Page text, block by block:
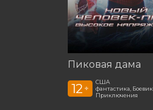
Пиковая дама
12 +
США
фантастика, Боевик,
Приключения